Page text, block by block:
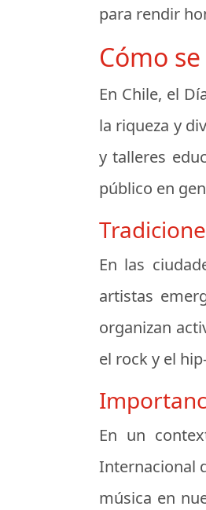
para rendir
Cómo
En Chile, el
la riqueza y
y talleres
público en
En las
artistas
organizan
el rock y el
En un
Internacional
música en